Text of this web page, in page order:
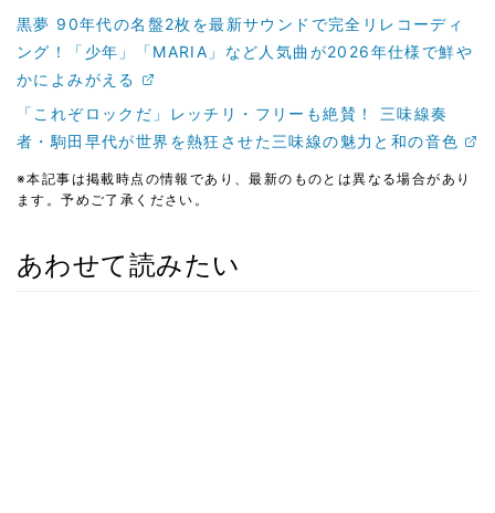
黒夢 90年代の名盤2枚を最新サウンドで完全リレコーディ
ング！「少年」「MARIA」など人気曲が2026年仕様で鮮や
かによみがえる
「これぞロックだ」レッチリ・フリーも絶賛！ 三味線奏
者・駒田早代が世界を熱狂させた三味線の魅力と和の音色
※本記事は掲載時点の情報であり、最新のものとは異なる場合があり
ます。予めご了承ください。
あわせて読みたい